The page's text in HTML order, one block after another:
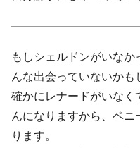
もしシェルドンがいな
んな出会っていないかも
確かにレナードがいなく
んになりますから、ペ
ります。